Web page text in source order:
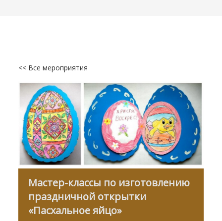
<< Все мероприятия
Мастер-классы по изготовлению
праздничной открытки
«Пасхальное яйцо»